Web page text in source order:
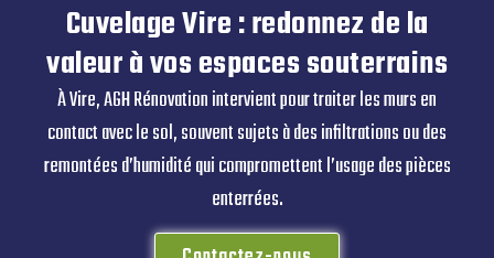
Cuvelage Vire : redonnez de la
valeur à vos espaces souterrains
À Vire, AGH Rénovation intervient pour traiter les murs en
contact avec le sol, souvent sujets à des infiltrations ou des
remontées d’humidité qui compromettent l’usage des pièces
enterrées.